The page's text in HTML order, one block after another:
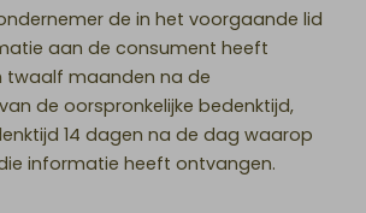
de in het voorgaande lid
aan de consument heeft
twaalf maanden na de
de oorspronkelijke bedenktijd,
14 dagen na de dag waarop
informatie heeft ontvangen.